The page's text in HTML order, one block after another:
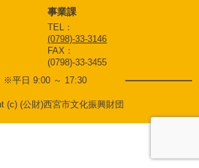
事業課
TEL：
(0798)-33-3146
FAX：
(0798)-33-3455
※平日 9:00 ～ 17:30
(c) (公財)西宮市文化振興財団